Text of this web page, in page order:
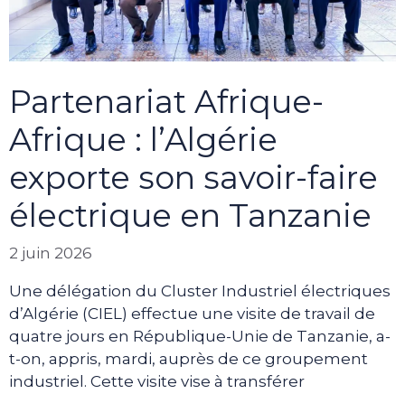
Partenariat Afrique-
Afrique : l’Algérie
exporte son savoir-faire
électrique en Tanzanie
2 juin 2026
Une délégation du Cluster Industriel électriques
d’Algérie (CIEL) effectue une visite de travail de
quatre jours en République-Unie de Tanzanie, a-
t-on, appris, mardi, auprès de ce groupement
industriel. Cette visite vise à transférer